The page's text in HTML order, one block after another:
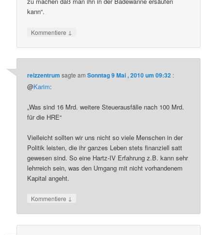
kann“.
Kommentiere ↓
reizzentrum sagte amSonntag 9 Mai , 2010 um 09:32 :
@Karim:
„Was sind 16 Mrd. weitere Steuerausfälle nach 100 Mrd.
für die HRE“
Vielleicht sollten wir uns nicht so viele Menschen in der
Politik leisten, die ihr ganzes Leben stets finanziell satt
gewesen sind. So eine Hartz-IV Erfahrung z.B. kann sehr
lehrreich sein, was den Umgang mit nicht vorhandenem
Kapital angeht.
Kommentiere ↓